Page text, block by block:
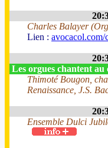
Charles Balayer
Lien : avocacol.com/
Les orgues chantent au
Thimoté Bougon,
Renaissance, J.S.
Ensemble Dulci